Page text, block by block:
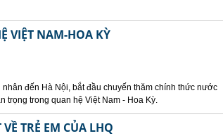
VIỆT NAM-HOA KỲ
đến Hà Nội, bắt đầu chuyến thăm chính thức nước
trọng trong quan hệ Việt Nam - Hoa Kỳ.
TRẺ EM CỦA LHQ